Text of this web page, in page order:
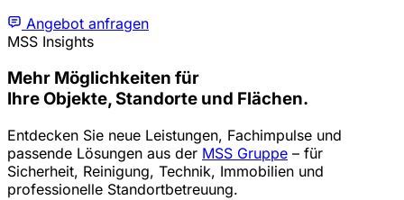
Angebot anfragen
MSS Insights
Mehr Möglichkeiten für
Ihre Objekte, Standorte und Flächen.
Entdecken Sie neue Leistungen, Fachimpulse und
passende Lösungen aus der MSS Gruppe – für
Sicherheit, Reinigung, Technik, Immobilien und
professionelle Standortbetreuung.